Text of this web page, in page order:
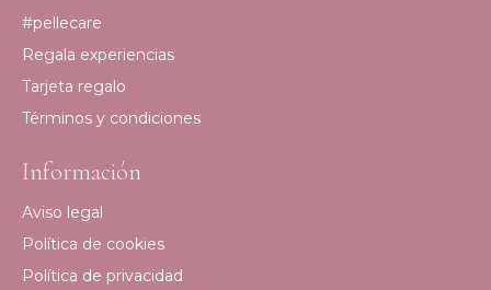
#pellecare
Regala experiencias
Tarjeta regalo
Términos y condiciones
Información
Aviso legal
Política de cookies
Política de privacidad